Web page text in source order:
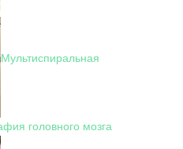
Мультиспиральная
головного мозга